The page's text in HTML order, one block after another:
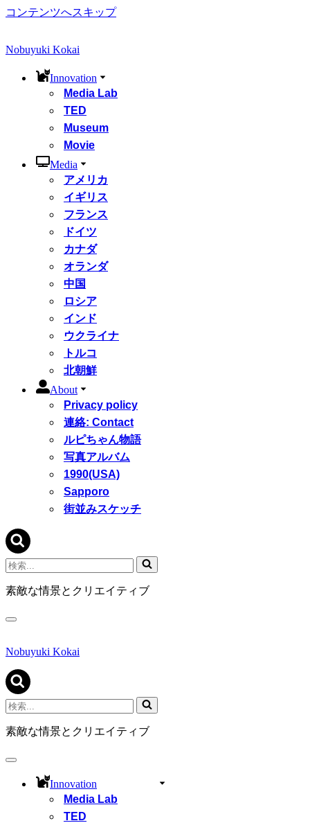
コンテンツへスキップ
Nobuyuki Kokai
Innovation
Media Lab
TED
Museum
Movie
Media
アメリカ
イギリス
フランス
ドイツ
カナダ
オランダ
中国
ロシア
インド
ウクライナ
トルコ
北朝鮮
About
Privacy policy
連絡: Contact
ルピちゃん物語
写真アルバム
1990(USA)
Sapporo
街並みスケッチ
検
索...
素敵な情景とクリエイティブ
ナ
ゲ
シ
ョ
ン
メ
ニ
ュ
Nobuyuki Kokai
検
索...
素敵な情景とクリエイティブ
ナ
Innovation
Media Lab
TED